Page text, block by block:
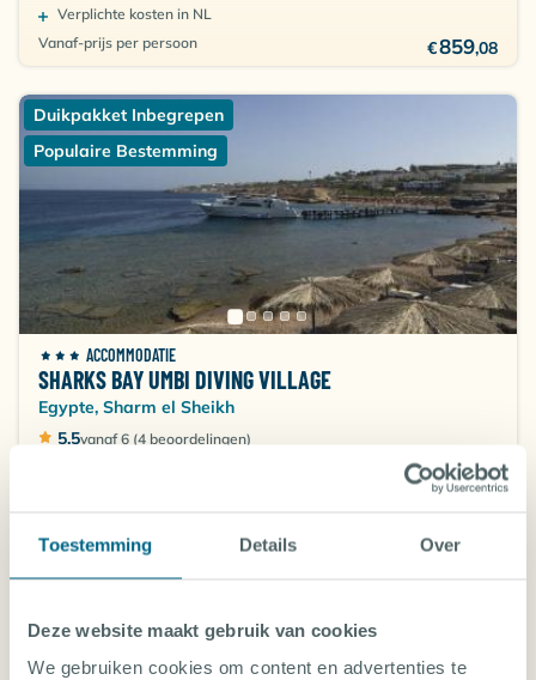
Toestemming Details Over
Deze website maakt gebruik van cookies
We gebruiken cookies om content en advertenties te
Verplichte kosten in NL
Vanaf-prijs per persoon
€859,08
Duikpakket Inbegrepen
Populaire Bestemming
ACCOMMODATIE
SHARKS BAY UMBI DIVING VILLAGE
Egypte, Sharm el Sheikh
5.5vanaf 6 (4 beoordelingen)
Transfer
Accommodatie
Duiken
Vanaf-prijs per persoon